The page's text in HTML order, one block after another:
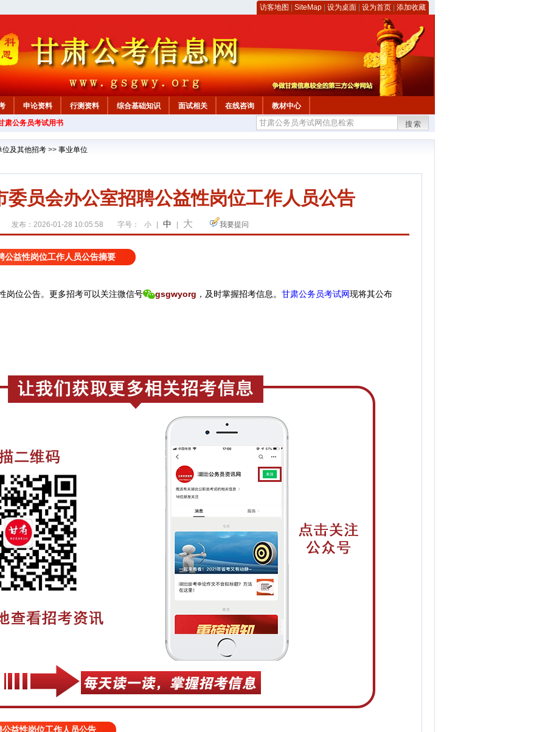
访客地图 SiteMap 设为桌面 设为首页 添加收藏
申论资料 行测资料 综合基础知识 面试相关 在线咨询
教材中心
肃公务员考试用书 搜索
位及其他招考 >> 事业单位
委员会办公室招聘公益性岗位工作人员公告
发布：2026-01-28 10:05:58 字号： 小 中 大 我要提问
公益性岗位工作人员公告摘要
位公告。 更多招考可以关注微信号 gsgwyorg ， 及时掌握招考信息。 甘肃公务员考试网现将其公布
益性岗位工作人员公告